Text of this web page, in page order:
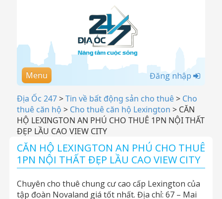
Menu Đăng nhập
Địa Ốc 247>Tin về bất động sản cho thuê> Cho
thuê căn hộ > Cho thuê căn hộ Lexington > CĂN
HỘ LEXINGTON AN PHÚ CHO THUÊ 1PN NỘI THẤT
ĐẸP LẦU CAO VIEW CITY
CĂN HỘ LEXINGTON AN PHÚ CHO THUÊ
1PN NỘI THẤT ĐẸP LẦU CAO VIEW CITY
Chuyên cho thuê chung cư cao cấp Lexington của
tập đoàn Novaland giá tốt nhất. Địa chỉ: 67 – Mai